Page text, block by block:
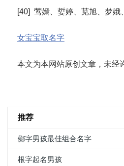
[40] 莺嫣、娎婷、苋旭、梦娥
女宝宝取名字
本文为本网站原创文章，未经
推荐
鄇字男孩最佳组合名字
根字起名男孩